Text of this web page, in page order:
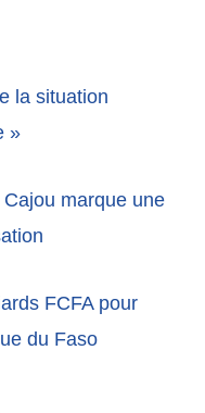
la situation
»
marque une
FCFA pour
du Faso